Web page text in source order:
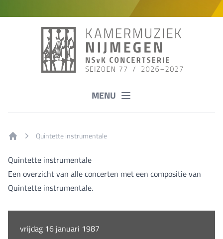
MENU
Quintette instrumentale
Quintette instrumentale
Een overzicht van alle concerten met een compositie van
Quintette instrumentale.
vrijdag 16 januari 1987